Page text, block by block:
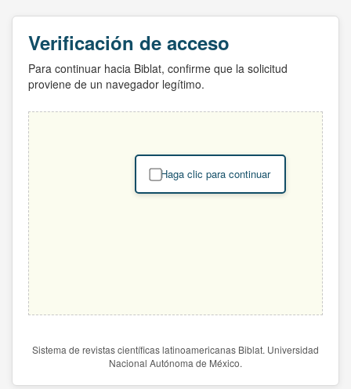
Verificación de acceso
Para continuar hacia Biblat, confirme que la solicitud
proviene de un navegador legítimo.
Haga clic para continuar
Sistema de revistas científicas latinoamericanas Biblat. Universidad
Nacional Autónoma de México.